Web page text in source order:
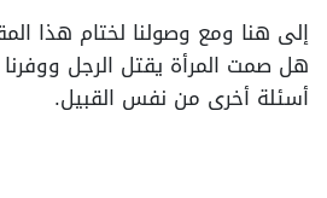
إلى هنا ومع وصولنا لختام هذا
هل صمت المرأة يقتل الرجل
أسئلة أخرى من نفس القبيل.